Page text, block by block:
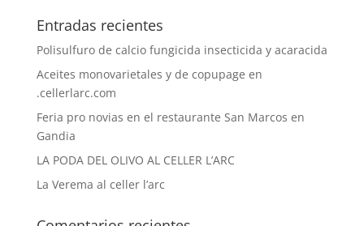
Entradas recientes
Polisulfuro de calcio fungicida insecticida y acaracida
Aceites monovarietales y de copupage en
.cellerlarc.com
Feria pro novias en el restaurante San Marcos en
Gandia
LA PODA DEL OLIVO AL CELLER L’ARC
La Verema al celler l’arc